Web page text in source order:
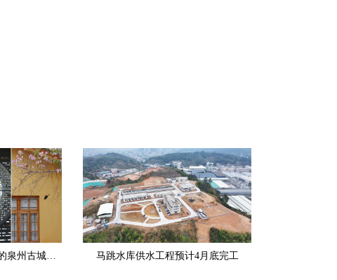
推窗见绿 春色如许 春日的泉州古城透着生机与悠然 马跳水库供水工程预计4月底完工